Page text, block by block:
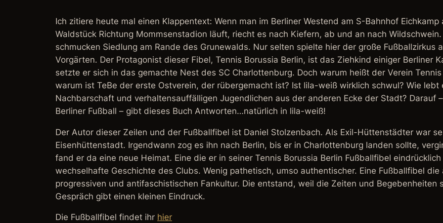
Ich zitiere heute mal einen Klappentext: Wenn man im Berliner Westend am S-Bahnhof
Waldstück Richtung Mommsenstadion läuft, riecht es nach Kiefern, ab und an nach
schmucken Siedlung am Rande des Grunewalds. Nur selten spielte hier der große Fußballzirkus
Vorgärten. Der Protagonist dieser Fibel, Tennis Borussia Berlin, ist das Ziehkind einiger Berliner
setzte er sich in das gemachte Nest des SC Charlottenburg. Doch warum heißt der Verein
warum ist TeBe der erste Ostverein, der rübergemacht ist? Ist lila-weiß wirklich schwul? Wie lebt
Nachbarschaft und verhaltensauffälligen Jugendlichen aus der anderen Ecke der Stadt? Darauf
Berliner Fußball – gibt dieses Buch Antworten…natürlich in lila-weiß!
Der Autor dieser Zeilen und der Fußballfibel ist Daniel Stolzenbach. Als Exil-Hüttenstädter war
Eisenhüttenstadt. Irgendwann zog es ihn nach Berlin, bis er in Charlottenburg landen sollte,
fand er da eine neue Heimat. Eine die er in seiner Tennis Borussia Berlin Fußballfibel
wechselhafte Geschichte des Clubs. Wenig pathetisch, umso authentischer. Eine Fußballfibel
progressiven und antifaschistischen Fankultur. Die entstand, weil die Zeiten und Begebenheiten
Gespräch gibt einen kleinen Eindruck.
Die Fußballfibel findet ihr hier